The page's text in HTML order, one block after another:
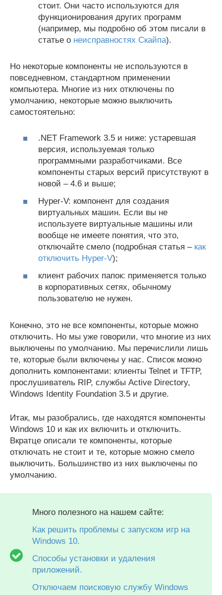
стоит. Они часто используются для
функционирования других программ
(например, мы подробно об этом писали в
статье о неисправностях Скайпа).
Но некоторые компоненты не используются в
повседневном, стандартном применении
компьютера. Многие из них отключены по
умолчанию, некоторые можно выключить
самостоятельно:
.NET Framework 3.5 и ниже: устаревшая
версия, используемая только
программными разработчиками. Все
компоненты старых версий присутствуют в
новой – 4.6 и выше;
Hyper-V: компонент для создания
виртуальных машин. Если вы не
используете виртуальные машины или
вообще не имеете понятия, что это,
отключайте смело (подробная статья – как
отключить Hyper-V);
клиент рабочих папок: применяется только
в корпоративных сетях, обычному
пользователю не нужен.
Конечно, это не все компоненты, которые можно
отключить. Но мы уже говорили, что многие из них
выключены по умолчанию. Мы перечислили лишь
те, которые были включены у нас. Список можно
дополнить компонентами: клиенты Telnet и TFTP,
прослушиватель RIP, службы Active Directory,
Windows Identity Foundation 3.5 и другие.
Итак, мы разобрались, где находятся компоненты
Windows 10 и как их включить и отключить.
Вкратце описали те компоненты, которые
отключать не стоит и те, которые можно смело
выключить. Большинство из них выключены по
умолчанию.
Много полезного на нашем сайте:
Как решить проблемы с запуском игр на
Windows 10.
Способы установки и удаления
приложений.
Отключаем поисковую службу Windows